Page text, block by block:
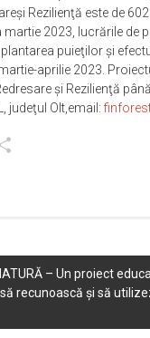
Rezilienţă este de
2023, lucrările de
puieţilor și
aprilie 2023.
și Rezilienţă
judeţul Olt,email:
– Un proiect
recunoască și să